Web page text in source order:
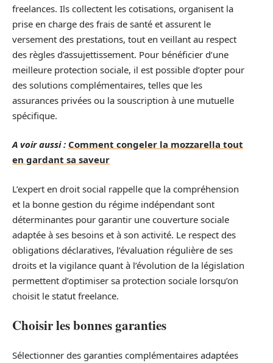
freelances. Ils collectent les cotisations, organisent la
prise en charge des frais de santé et assurent le
versement des prestations, tout en veillant au respect
des règles d’assujettissement. Pour bénéficier d’une
meilleure protection sociale, il est possible d’opter pour
des solutions complémentaires, telles que les
assurances privées ou la souscription à une mutuelle
spécifique.
A voir aussi : Comment congeler la mozzarella tout
en gardant sa saveur
L’expert en droit social rappelle que la compréhension
et la bonne gestion du régime indépendant sont
déterminantes pour garantir une couverture sociale
adaptée à ses besoins et à son activité. Le respect des
obligations déclaratives, l’évaluation régulière de ses
droits et la vigilance quant à l’évolution de la législation
permettent d’optimiser sa protection sociale lorsqu’on
choisit le statut freelance.
Choisir les bonnes garanties
Sélectionner des garanties complémentaires adaptées